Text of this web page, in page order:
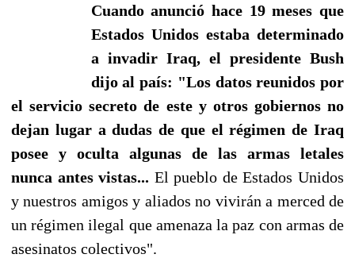
Cuando anunció hace 19 meses que
Estados Unidos estaba determinado
a invadir Iraq, el presidente Bush
dijo al país: "Los datos reunidos por
el servicio secreto de este y otros gobiernos no
dejan lugar a dudas de que el régimen de Iraq
posee y oculta algunas de las armas letales
nunca antes vistas... El pueblo de Estados Unidos
y nuestros amigos y aliados no vivirán a merced de
un régimen ilegal que amenaza la paz con armas de
asesinatos colectivos".